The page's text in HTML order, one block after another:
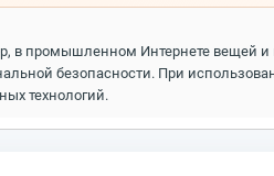
в промышленном Интернете вещей
безопасности. При
технологий.